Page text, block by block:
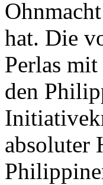
hat. Die
Perlas
den
absoluter